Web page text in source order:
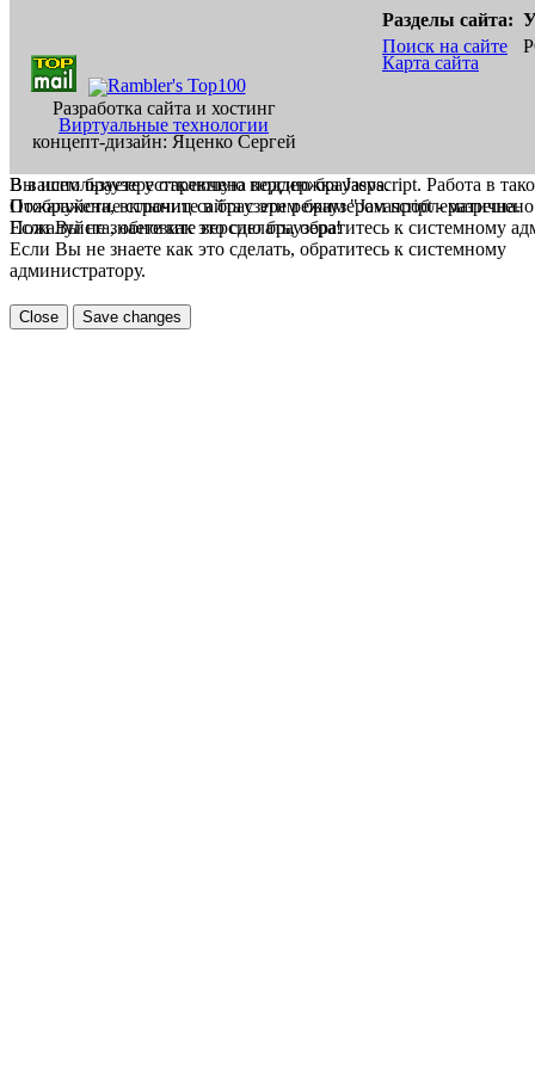
Разработка сайта и хостинг
Виртуальные технологии
концепт-дизайн: Яценко Сергей
Разделы сайта:
Поиск на сайте
Карта сайта
В вашем браузере отключена поддержка Jasvscript. Работа в
Пожалуйста, включите в браузере режим "Javascript -
Если Вы не знаете как это сделать, обратитесь к системному
Вы используете устаревшую версию браузера.
Отображение страниц сайта с этим браузером проблематична.
Пожалуйста, обновите версию браузера!
Если Вы не знаете как это сделать, обратитесь к системному
администратору.
Close Save changes